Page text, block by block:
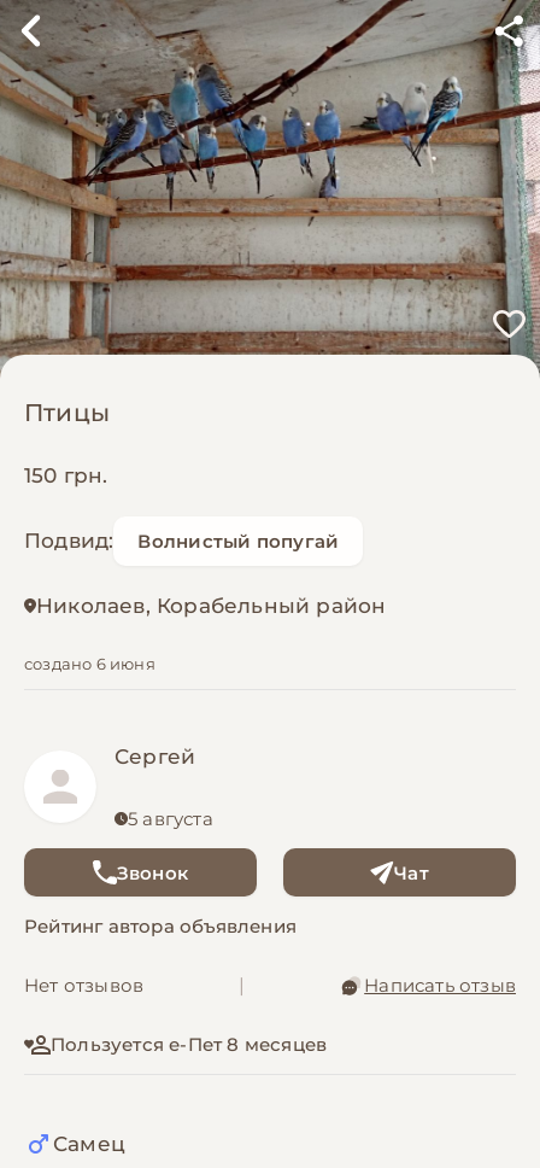
Птицы
150 грн.
Подвид: Волнистый попугай
Николаев, Корабельный район
создано 6 июня
Сергей
5 августа
Звонок Чат
Рейтинг автора объявления
Нет отзывов Написать отзыв
Пользуется е-Пет 8 месяцев
Самец